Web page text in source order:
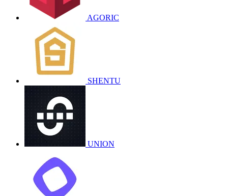
AGORIC
SHENTU
UNION